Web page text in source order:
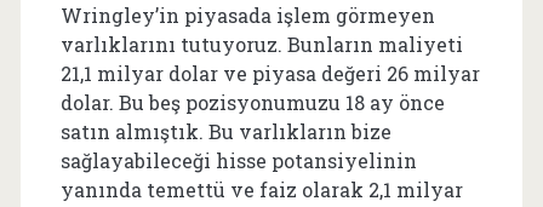
Wringley’in piyasada işlem görmeyen
varlıklarını tutuyoruz. Bunların maliyeti
21,1 milyar dolar ve piyasa değeri 26 milyar
dolar. Bu beş pozisyonumuzu 18 ay önce
satın almıştık. Bu varlıkların bize
sağlayabileceği hisse potansiyelinin
yanında temettü ve faiz olarak 2,1 milyar